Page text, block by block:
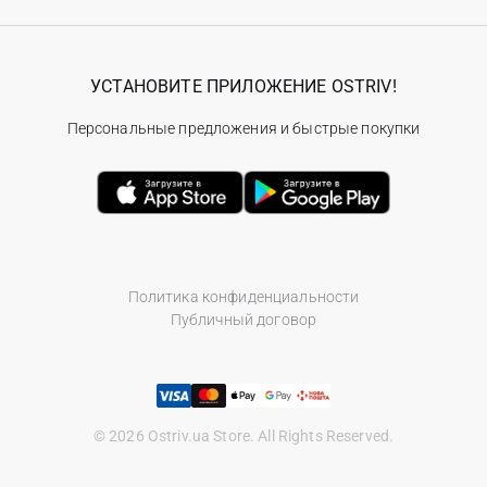
Политика конфиденциальности
Публичный договор
© 2026 Ostriv.ua Store. All Rights Reserved.
УСТАНОВИТЕ ПРИЛОЖЕНИЕ OSTRIV!
Персональные предложения и быстрые покупки